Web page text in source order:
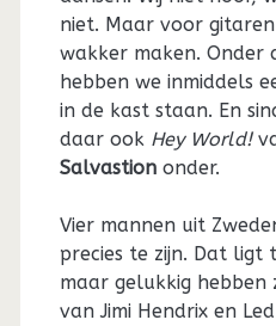
niet. Maar voor
wakker maken. Onder
hebben we inmiddels
in de kast staan. En
daar ook Hey World!
Salvastiononder.
Vier mannen uit
precies te zijn. Dat ligt
maar gelukkig hebben
van Jimi Hendrix en